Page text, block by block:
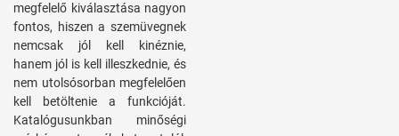
megfelelő kiválasztása nagyon
fontos, hiszen a szemüvegnek
nemcsak jól kell kinéznie,
hanem jól is kell illeszkednie, és
nem utolsósorban megfelelően
kell betöltenie a funkcióját.
Katalógusunkban minőségi